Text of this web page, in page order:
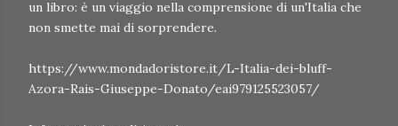
un libro: è un viaggio nella comprensione di un'Italia che
non smette mai di sorprendere.
https://www.mondadoristore.it/L-Italia-dei-bluff-
Azora-Rais-Giuseppe-Donato/eai979125523057/